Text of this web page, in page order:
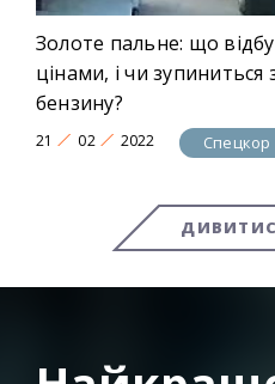
Золоте пальне: що
цінами, і чи зупиниться
бензину?
21 02 2022 Спецкор